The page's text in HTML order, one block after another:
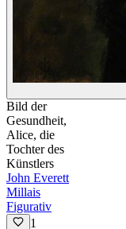
Bild der
Gesundheit,
Alice, die
Tochter des
Künstlers
John Everett
Millais
Figurativ
1